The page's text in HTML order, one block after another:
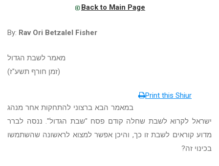
Back to Main Page
By: Rav Ori Betzalel Fisher
מאמר לשבת הגדול
(זמן חורף תשע"ז)
Print this Shiur
במאמר הבא ברצוני להתחקות אחר מנהג
ישראל לקרוא לשבת שחלה קודם פסח "שבת הגדול". ננסה לברר
מדוע קוראים לשבת זו כך, והיכן אפשר למצוא לראשונה שהשתמשו
בכינוי זה?